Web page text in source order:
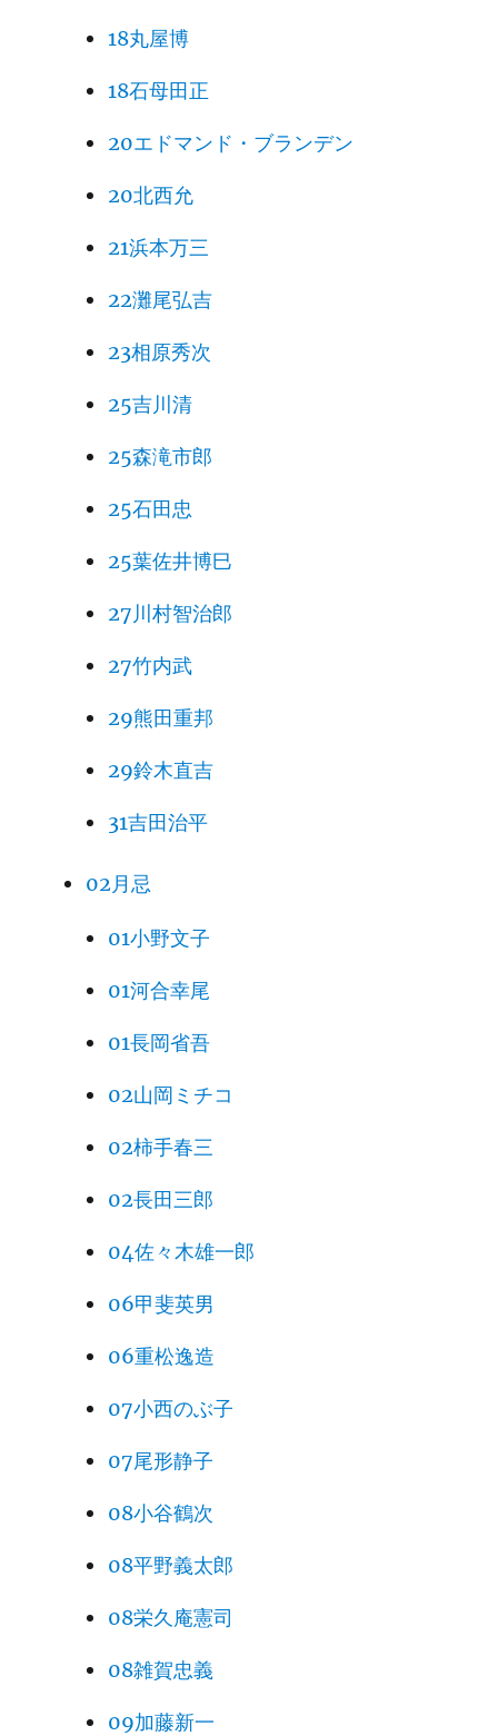
18丸屋博
18石母田正
20エドマンド・ブランデン
20北西允
21浜本万三
22灘尾弘吉
23相原秀次
25吉川清
25森滝市郎
25石田忠
25葉佐井博巳
27川村智治郎
27竹内武
29熊田重邦
29鈴木直吉
31吉田治平
02月忌
01小野文子
01河合幸尾
01長岡省吾
02山岡ミチコ
02柿手春三
02長田三郎
04佐々木雄一郎
06甲斐英男
06重松逸造
07小西のぶ子
07尾形静子
08小谷鶴次
08平野義太郎
08栄久庵憲司
08雑賀忠義
09加藤新一